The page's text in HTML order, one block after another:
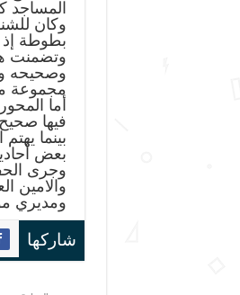
المساجد
وكان
بطوطة
وتضمنت
وصحيحه
مجموعة
أما
فيها
بينما
بعض
وجرى
والامين
ومديري
شاركها